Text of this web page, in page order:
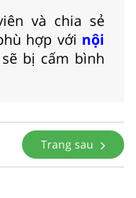
và chia sẻ
hợp với nội
bị cấm bình
Trang sau